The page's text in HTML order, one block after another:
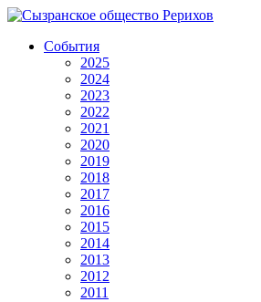
События
2025
2024
2023
2022
2021
2020
2019
2018
2017
2016
2015
2014
2013
2012
2011